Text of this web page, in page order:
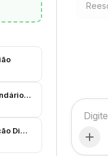
- Conceitos e Dados
Digital